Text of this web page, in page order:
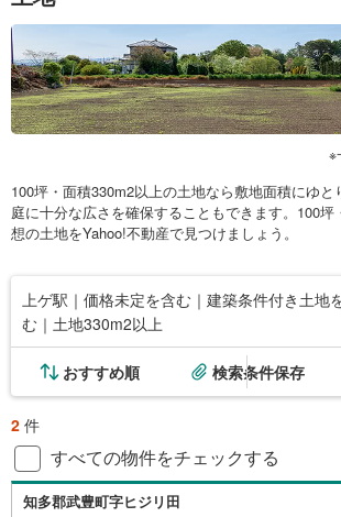
100坪・面積330m2以上の土地なら敷地面積にゆ
庭に十分な広さを確保することもできます。100坪
想の土地をYahoo!不動産で見つけましょう。
上ゲ駅｜価格未定を含む｜建築条件付き土地
む｜土地330m2以上
おすすめ順 検索条件保存
2 件
すべての物件をチェックする
知多郡武豊町字ヒジリ田